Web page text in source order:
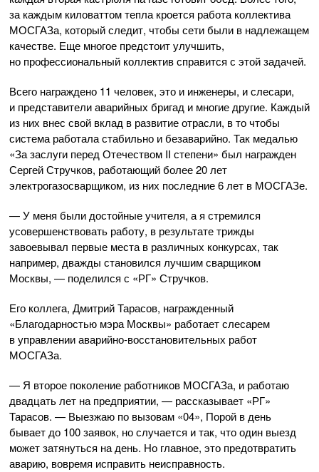
за каждым киловаттом тепла кроется работа коллектива
МОСГАЗа, который следит, чтобы сети были в надлежащем
качестве. Еще многое предстоит улучшить,
но профессиональный коллектив справится с этой задачей.
Всего награждено 11 человек, это и инженеры, и слесари,
и представители аварийных бригад и многие другие. Каждый
из них внес свой вклад в развитие отрасли, в то чтобы
система работала стабильно и безаварийно. Так медалью
«За заслуги перед Отечеством II степени» был награжден
Сергей Стручков, работающий более 20 лет
электрогазосварщиком, из них последние 6 лет в МОСГАЗе.
— У меня были достойные учителя, а я стремился
усовершенствовать работу, в результате трижды
завоевывал первые места в различных конкурсах, так
например, дважды становился лучшим сварщиком
Москвы, — поделился с «РГ» Стручков.
Его коллега, Дмитрий Тарасов, награжденный
«Благодарностью мэра Москвы» работает слесарем
в управленииаварийно-восстановительных работ
МОСГАЗа.
— Я второе поколение работников МОСГАЗа, и работаю
двадцать лет на предприятии, — рассказывает «РГ»
Тарасов. — Выезжаю по вызовам «04», Порой в день
бывает до 100 заявок, но случается и так, что один выезд
может затянуться на день. Но главное, это предотвратить
аварию, вовремя исправить неисправность.